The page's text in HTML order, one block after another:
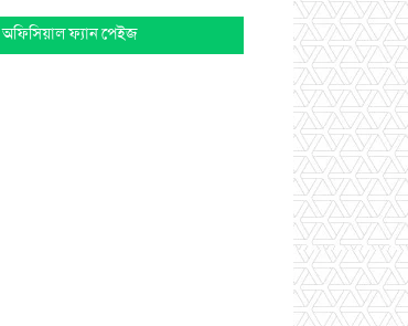
অফিসিয়াল ফ্যান পেইজ